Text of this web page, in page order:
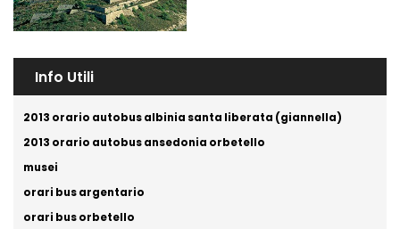
Info Utili
2013 orario autobus albinia santa liberata (giannella)
2013 orario autobus ansedonia orbetello
musei
orari bus argentario
orari bus orbetello